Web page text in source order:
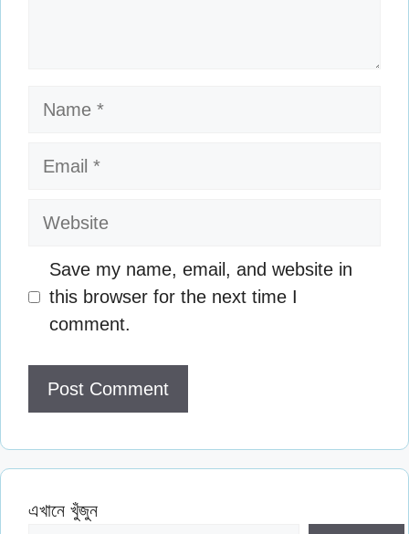
Name
Email
Website
Save my name, email, and website in
this browser for the next time I
comment.
এখানে খুঁজুন